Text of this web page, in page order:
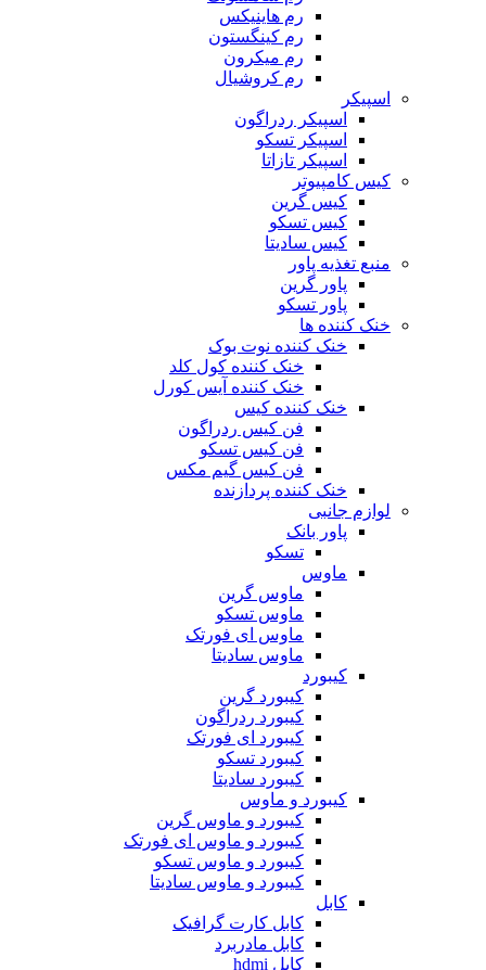
رم هاینیکس
رم کینگستون
رم میکرون
رم کروشیال
اسپیکر
اسپیکر ردراگون
اسپیکر تسکو
اسپیکر تازاتا
کیس کامپیوتر
کیس گرین
کیس تسکو
کیس سادیتا
منبع تغذیه‌ پاور
پاور گرین
پاور تسکو
خنک کننده ها
خنک کننده نوت بوک
خنک کننده کول کلد
خنک کننده آیس کورل
خنک کننده کیس
فن کیس ردراگون
فن کیس تسکو
فن کیس گیم مکس
خنک کننده پردازنده
لوازم جانبی
پاور بانک
تسکو
ماوس
ماوس گرین
ماوس تسکو
ماوس ای فورتک
ماوس سادیتا
کیبورد
کیبورد گرین
کیبورد ردراگون
کیبورد ای فورتک
کیبورد تسکو
کیبورد سادیتا
کیبورد و ماوس
کیبورد و ماوس گرین
کیبورد و ماوس ای فورتک
کیبورد و ماوس تسکو
کیبورد و ماوس سادیتا
کابل
کابل کارت گرافیک
کابل مادربرد
کابل hdmi